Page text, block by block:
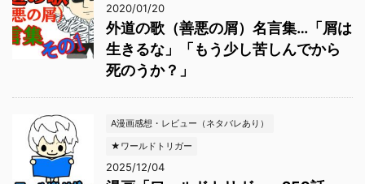
2020/01/20
外道の歌（善悪の屑）名言集…「屑は
生きるな」「もう少し苦しんでから
死のうか？」
A漫画感想・レビュー（ネタバレあり）
★ワールドトリガー
2025/12/04